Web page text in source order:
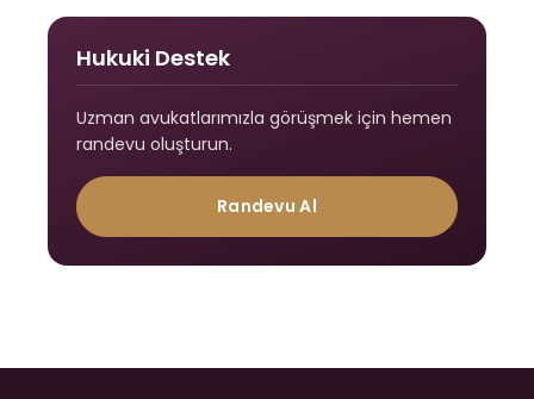
Hukuki Destek
Uzman avukatlarımızla görüşmek için hemen
randevu oluşturun.
Randevu Al